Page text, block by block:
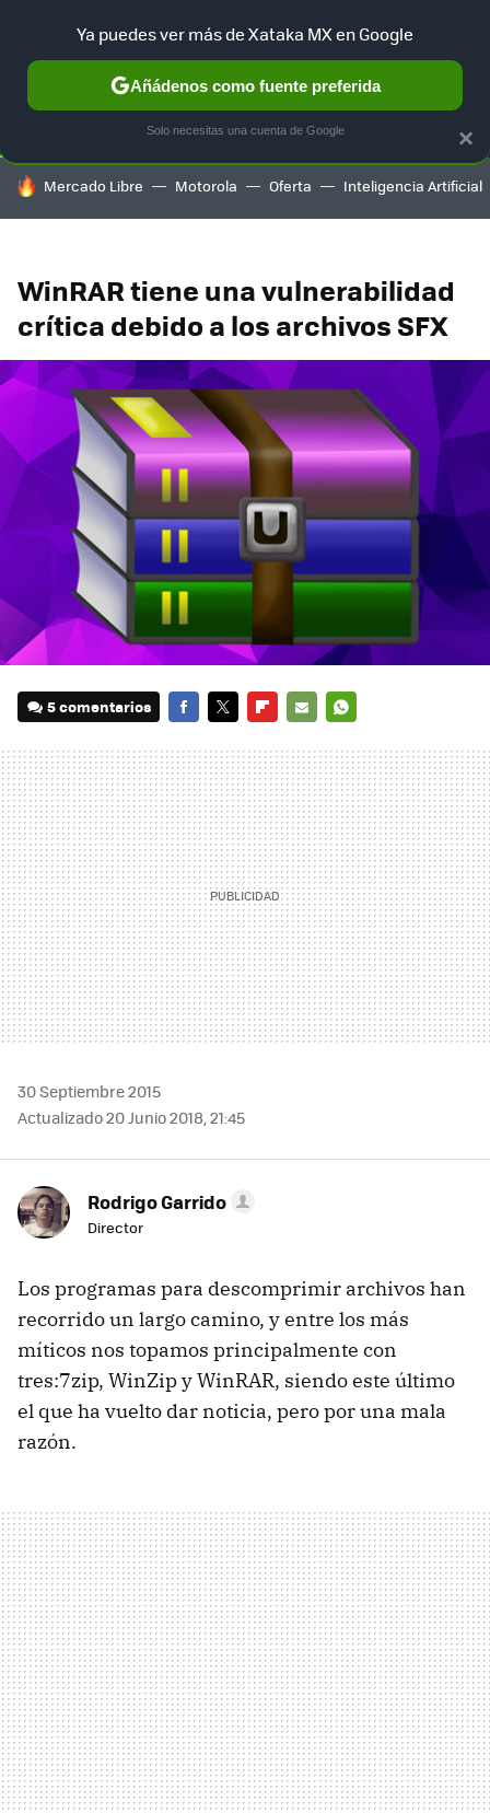
SELECCIÓN GAMING HOME AUTO TERRITORIO
HOY SE HABLA DE
Mercado Libre Motorola Oferta Inteligencia Artificial
WinRAR tiene una vulnerabilidad
crítica debido a los archivos SFX
5 comentarios
MAIL
30 Septiembre 2015
Actualizado 20 Junio 2018, 21:45
Rodrigo Garrido
Director
Los programas para descomprimir archivos han
recorrido un largo camino, y entre los más
míticos nos topamos principalmente con
tres:7zip, WinZip y WinRAR, siendo este último
el que ha vuelto dar noticia, pero por una mala
razón.
×
Ya puedes ver más de Xataka MX en Google
Añádenos como fuente preferida
Solo necesitas una cuenta de Google